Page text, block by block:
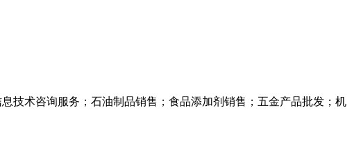
技术咨询服务；石油制品销售；食品添加剂销售；五金产品批发；机